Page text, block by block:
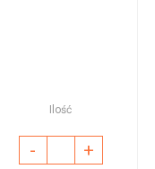
Ilość
- +